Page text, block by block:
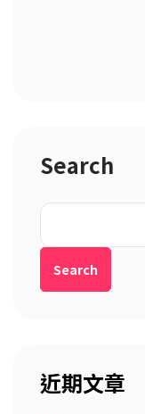
Search
Search
近期文章